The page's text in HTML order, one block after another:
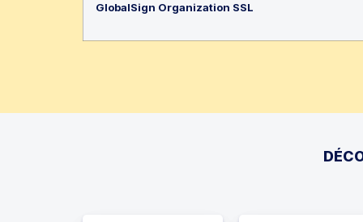
GlobalSign Organization SSL